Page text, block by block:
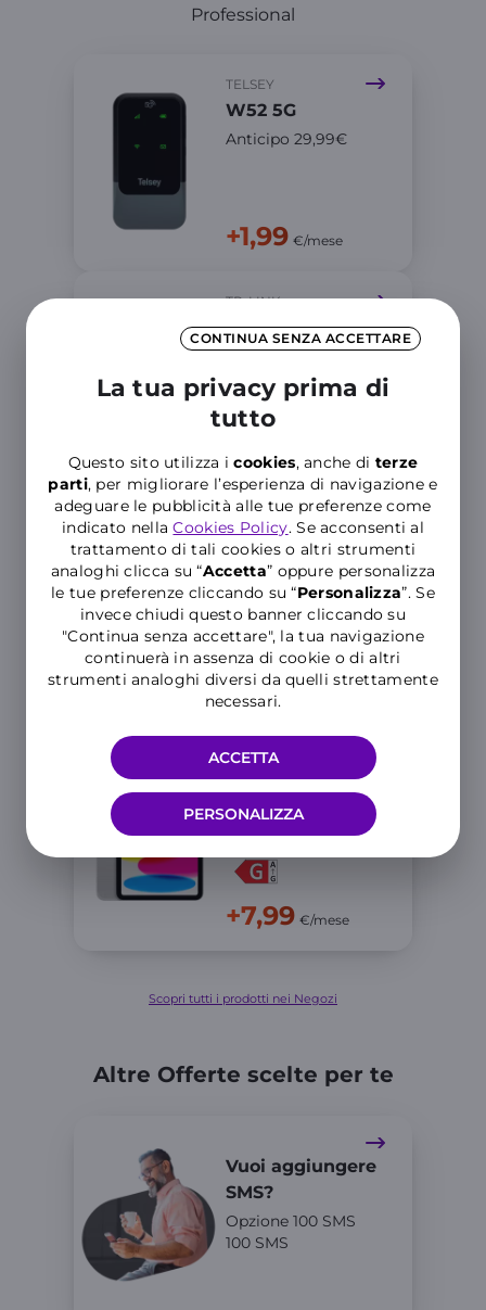
CONTINUA SENZA ACCETTARE
La tua privacy prima di
tutto
Questo sito utilizza icookies, anche di terze
parti, per migliorare l’esperienza di navigazione e
adeguare le pubblicità alle tue preferenze come
indicato nellaCookies Policy. Se acconsenti al
trattamento di tali cookies o altri strumenti
analoghi clicca su “Accetta” oppure personalizza
le tue preferenze cliccando su “Personalizza”. Se
invece chiudi questo banner cliccando su
"Continua senza accettare", la tua navigazione
continuerà in assenza di cookie o di altri
strumenti analoghi diversi da quelli strettamente
necessari.
PERSONALIZZA
ACCETTA
Professional
TELSEY
W52 5G
Anticipo 29,99€
+1,99 €/mese
TP-LINK
NX620v 5G
Anticipo di49,99€
+0,99 €/mese
SAMSUNG
Galaxy Tab S10
Lite 5G
Anticipo di39,99€
+8,99
APPLE
iPad 11 128 GB
Anticipo 229,99€
+7,99 €/mese
Scopri tutti i prodotti nei Negozi
Altre Offerte scelte per te
Vuoi aggiungere
SMS?
Opzione 100 SMS
100 SMS